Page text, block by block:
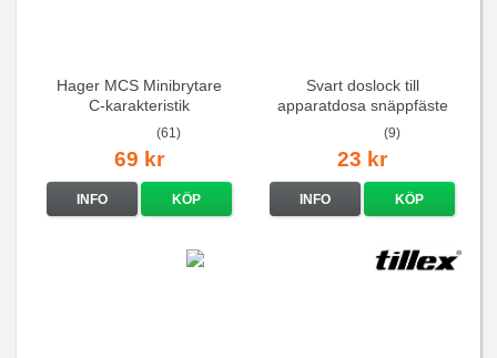
Hager MCS Minibrytare
C-karakteristik
QuickConnect
(61)
69 kr
INFO KÖP
Svart doslock till
apparatdosa snäppfäste
(9)
23 kr
INFO KÖP